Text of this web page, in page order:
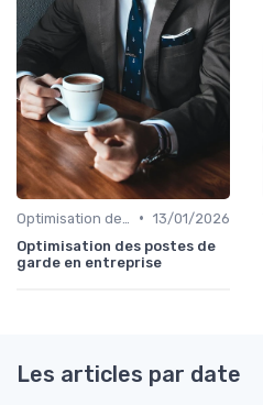
• 13/01/2026
Optimisation des postes de
garde en entreprise
Les articles par date